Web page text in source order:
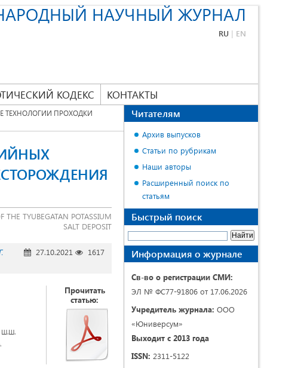
НАУЧНЫЙ ЖУРНАЛ
RU | EN
КОДЕКС КОНТАКТЫ
ТЕХНОЛОГИИ ПРОХОДКИ
TYUBEGATAN POTASSIUM
SALT DEPOSIT
27.10.2021
1617
Ш.Ш.
Прочитать
статью:
Читателям
Архив выпусков
Статьи по рубрикам
Наши авторы
Расширенный поиск по
статьям
Быстрый поиск
Информация о журнале
Св-во о регистрации СМИ:
ЭЛ № ФС77-91806 от 17.06.2026
Учредитель журнала: ООО
«Юниверсум»
Выходит с 2013 года
ISSN: 2311-5122